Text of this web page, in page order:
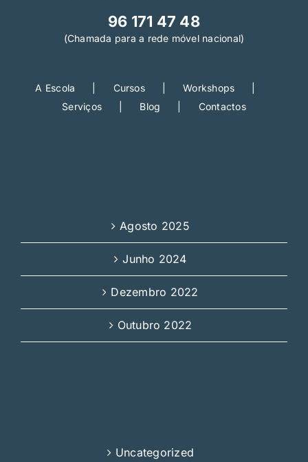
96 171 47 48
(Chamada para a rede móvel nacional)
A Escola Cursos
Workshops
Serviços
Blog Contactos
Agosto 2025
Junho 2024
Dezembro 2022
Outubro 2022
Uncategorized